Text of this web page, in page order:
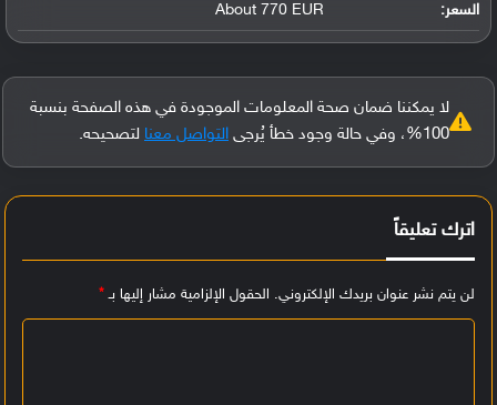
السعر: About 770 EUR
لا يمكننا ضمان صحة المعلومات الموجودة في هذه الصفحة بنسبة
100%، وفي حالة وجود خطأ يُرجى
التواصل معنا لتصحيحه.
اترك تعليقاً
لن يتم نشر عنوان بريدك الإلكتروني. الحقول الإلزامية مشار إليها بـ*